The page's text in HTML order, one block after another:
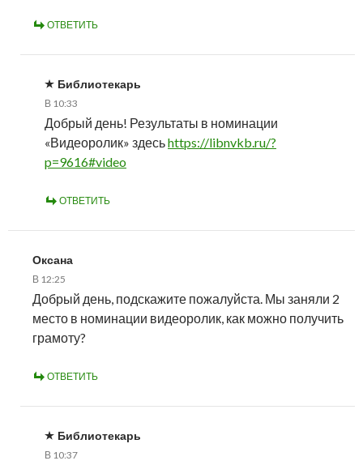
ОТВЕТИТЬ
Библиотекарь
В 10:33
Добрый день! Результаты в номинации
«Видеоролик» здесьhttps://libnvkb.ru/?
p=9616#video
ОТВЕТИТЬ
Оксана
В 12:25
Добрый день, подскажите пожалуйста. Мы заняли 2
место в номинации видеоролик, как можно получить
грамоту?
ОТВЕТИТЬ
Библиотекарь
В 10:37